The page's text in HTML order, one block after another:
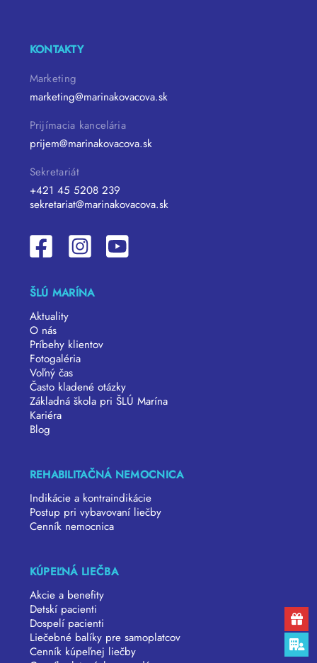
KONTAKTY
Marketing
marketing@marinakovacova.sk
Prijímacia kancelária
prijem@marinakovacova.sk
Sekretariát
+421 45 5208 239
sekretariat@marinakovacova.sk
ŠLÚ MARÍNA
Aktuality
O nás
Príbehy klientov
Fotogaléria
Voľný čas
Často kladené otázky
Základná škola pri ŠLÚ Marína
Kariéra
Blog
REHABILITAČNÁ NEMOCNICA
Indikácie a kontraindikácie
Postup pri vybavovaní liečby
Cenník nemocnica
KÚPEĽNÁ LIEČBA
Akcie a benefity
Detskí pacienti
Dospelí pacienti
Liečebné balíky pre samoplatcov
Cenník kúpeľnej liečby